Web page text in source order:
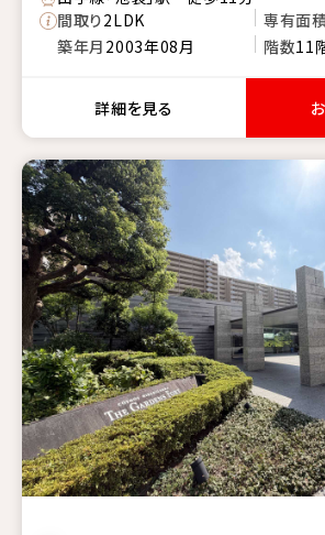
間取り2LDK 専有面
築年月 2003年08月 階数11
詳細を見る